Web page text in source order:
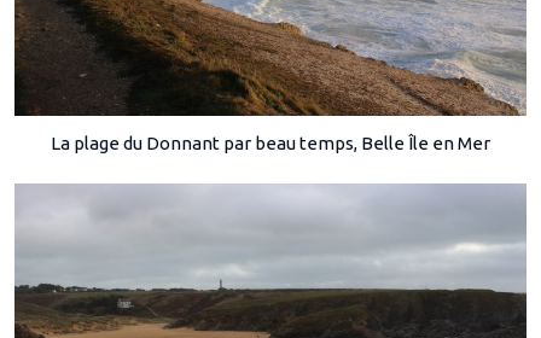
La plage du Donnant par beau temps, Belle Île en Mer